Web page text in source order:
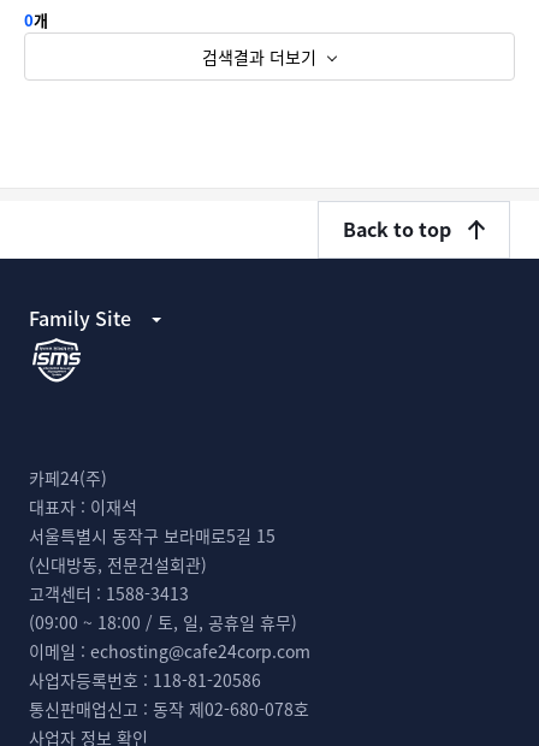
0개
검색결과 더보기
Family Site
Back to top
카페24(주)
대표자 : 이재석
서울특별시 동작구 보라매로5길 15
(신대방동, 전문건설회관)
고객센터 : 1588-3413
(09:00 ~ 18:00 / 토, 일, 공휴일 휴무)
이메일 : echosting@cafe24corp.com
사업자등록번호 : 118-81-20586
통신판매업신고 : 동작 제02-680-078호
사업자 정보 확인